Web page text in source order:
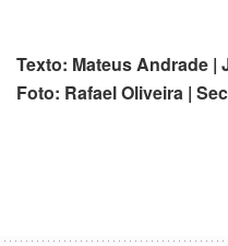
Texto: Mateus Andrade |
Foto: Rafael Oliveira |